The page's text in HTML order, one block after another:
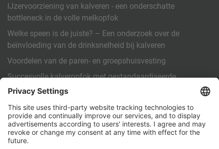
IJzervoorziening van kalveren - een onderschatte
bottleneck in de volle melkopfok
Welke speen is de juiste? – Een onderzoek over de
beïnvloeding van de drinksnelheid bij kalveren
Voordelen van de paren- en groepshuisvesting
Succesvolle kalveropfok met gestandaardiseerde
arbeidsinstructies (SOP)
OVERIGE
Contact